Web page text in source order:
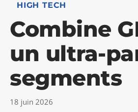
HIGH TECH
Combine
un ultra-
segments
18 juin 2026